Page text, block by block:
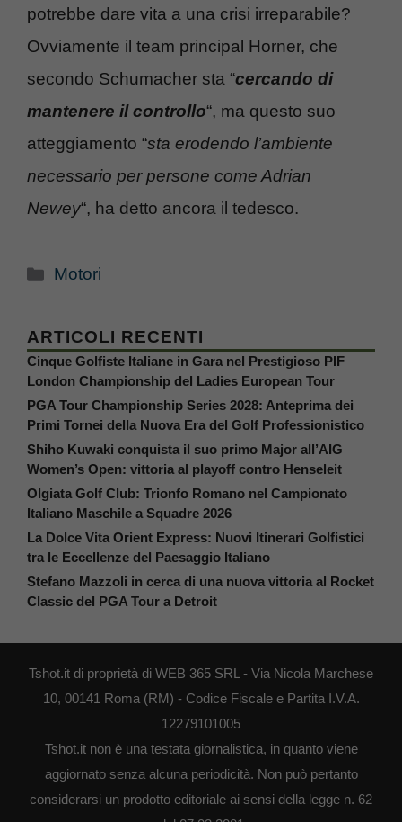
potrebbe dare vita a una crisi irreparabile?
Ovviamente il team principal Horner, che
secondo Schumacher sta “cercando di
mantenere il controllo“, ma questo suo
atteggiamento “sta erodendo l’ambiente
necessario per persone come Adrian
Newey“, ha detto ancora il tedesco.
Categorie
Motori
ARTICOLI RECENTI
Cinque Golfiste Italiane in Gara nel Prestigioso PIF
London Championship del Ladies European Tour
PGA Tour Championship Series 2028: Anteprima dei
Primi Tornei della Nuova Era del Golf Professionistico
Shiho Kuwaki conquista il suo primo Major all’AIG
Women’s Open: vittoria al playoff contro Henseleit
Olgiata Golf Club: Trionfo Romano nel Campionato
Italiano Maschile a Squadre 2026
La Dolce Vita Orient Express: Nuovi Itinerari Golfistici
tra le Eccellenze del Paesaggio Italiano
Stefano Mazzoli in cerca di una nuova vittoria al Rocket
Classic del PGA Tour a Detroit
Tshot.it di proprietà di WEB 365 SRL - Via Nicola Marchese
10, 00141 Roma (RM) - Codice Fiscale e Partita I.V.A.
12279101005
Tshot.it non è una testata giornalistica, in quanto viene
aggiornato senza alcuna periodicità. Non può pertanto
considerarsi un prodotto editoriale ai sensi della legge n. 62